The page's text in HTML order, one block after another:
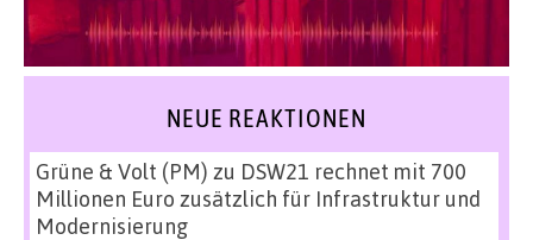
NEUE REAKTIONEN
Grüne & Volt (PM) zu DSW21 rechnet mit 700
Millionen Euro zusätzlich für Infrastruktur und
Modernisierung